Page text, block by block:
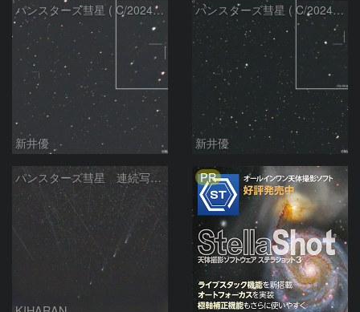
パンスターズ彗星 ( C/2024R4 )：2026/06/28
新井優
パンスターズ彗星 ( C/2024G4 )の予報位置：2026/06/23
新井優
パンスターズ彗星 連続写真 再処理 PR